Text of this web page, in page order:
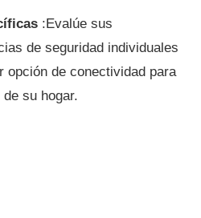
:Evalúe sus
de seguridad individuales
opción de conectividad para
su hogar.